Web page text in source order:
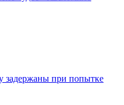
при попытке